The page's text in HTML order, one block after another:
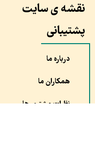
نقشه ی سایت
پشتیبانی
درباره ما
همکاران ما
نظرات مشتری ها